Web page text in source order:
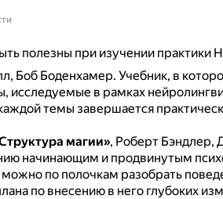
полезны при изучении практики
Боб Боденхамер. Учебник, в
исследуемые в рамках
темы завершается
магии», Роберт Бэндлер,
начинающим и продвинутым
по полочкам разобрать
по внесению в него глубоких